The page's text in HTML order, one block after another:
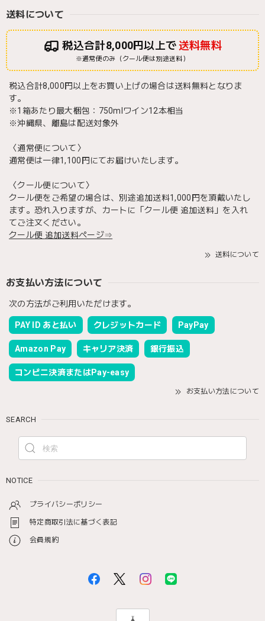
送料について
税込合計8,000円以上で送料無料
※通常便のみ（クール便は別途送料）
税込合計8,000円以上をお買い上げの場合は送料無料となりま
す。
※1箱あたり最大梱包：750mlワイン12本相当
※沖縄県、離島は配送対象外
〈通常便について〉
通常便は一律1,100円にてお届けいたします。
〈クール便について〉
クール便をご希望の場合は、別途追加送料1,000円を頂戴いたし
ます。恐れ入りますが、カートに「クール便 追加送料」を入れ
てご注文ください。
クール便 追加送料ページ⇒
送料について
お支払い方法について
次の方法がご利用いただけます。
PAY ID あと払い クレジットカード PayPay
Amazon Pay キャリア決済 銀行振込
コンビニ決済またはPay-easy
お支払い方法について
SEARCH
NOTICE
プライバシーポリシー
特定商取引法に基づく表記
会員規約